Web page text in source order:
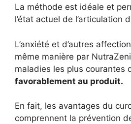
La méthode est idéale et
l’état actuel de l’articulation
L’anxiété et d’autres
même manière par
maladies les plus courantes
favorablement au produit.
En fait, les avantages du
comprennent la prévention